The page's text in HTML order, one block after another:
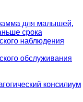
для малышей,
срока
наблюдения
обслуживания
консилиум